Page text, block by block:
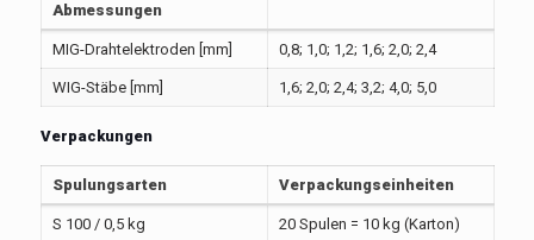
Abmessungen
MIG-Drahtelektroden [mm] 0,8; 1,0; 1,2; 1,6; 2,0; 2,4
WIG-Stäbe [mm] 1,6; 2,0; 2,4; 3,2; 4,0; 5,0
Verpackungen
Spulungsarten Verpackungseinheiten
S 100 / 0,5 kg 20 Spulen = 10 kg (Karton)